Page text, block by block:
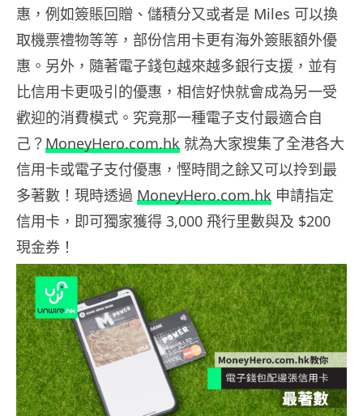
惠，例如簽賬回贈、儲積分又或者是 Miles 可以換
取機票禮物等等，部份信用卡更有海外簽賬額外優
惠。另外，隨著電子錢包越來越多銀行支援，並有
比信用卡更吸引的優惠，相信好快就會成為另一受
歡迎的消費模式。究竟那一種電子支付最適合自
己？MoneyHero.com.hk 就為大家搜集了全港各大
信用卡或電子支付優惠，慳時間之餘又可以拎到最
多著數！現時透過 MoneyHero.com.hk 申請指定
信用卡，即可獨家獲得 3,000 飛行里數與及 $200
現金券！